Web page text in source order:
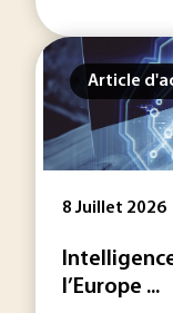
Article
8 Juillet 2026
l’Europe ...